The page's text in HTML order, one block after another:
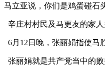
马立亚说，你们是鸡蛋碰石
辛庄村村民及马更友的家
6月12日晚，张丽娟指使马
张丽娟就是共产党当中的